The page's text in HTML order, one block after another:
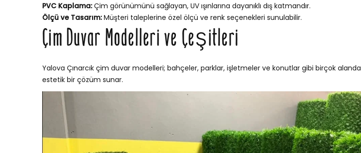
PVC Kaplama:Çim görünümünü sağlayan, UV ışınlarına dayanıklı dış katmandır.
Ölçü ve Tasarım:Müşteri taleplerine özel ölçü ve renk seçenekleri sunulabilir.
Çim Duvar Modelleri ve Çeşitleri
Yalova Çınarcık çim duvar modelleri; bahçeler, parklar, işletmeler ve konutlar gibi birçok alanda
estetik bir çözüm sunar.